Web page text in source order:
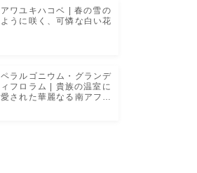
アワユキハコベ | 春の雪の
ように咲く、可憐な白い花
ペラルゴニウム・グランデ
ィフロラム | 貴族の温室に
愛された華麗なる南アフリ